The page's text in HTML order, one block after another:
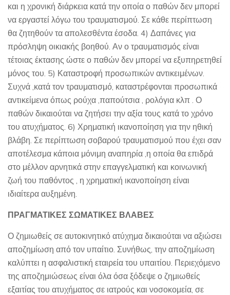
και η χρονική διάρκεια κατά την οποία ο παθών δεν μπορεί
να εργαστεί λόγω του τραυματισμού. Σε κάθε περίπτωση
θα ζητηθούν τα απολεσθέντα έσοδα. 4) Δαπάνες για
πρόσληψη οικιακής βοηθού. Αν ο τραυματισμός είναι
τέτοιας έκτασης ώστε ο παθών δεν μπορεί να εξυπηρετηθεί
μόνος του. 5) Καταστροφή προσωπικών αντικειμένων.
Συχνά ,κατά τον τραυματισμό, καταστρέφονται προσωπικά
αντικείμενα όπως ρούχα ,παπούτσια , ρολόγια κλπ . Ο
παθών δικαιούται να ζητήσει την αξία τους κατά το χρόνο
του ατυχήματος. 6) Χρηματική ικανοποίηση για την ηθική
βλάβη. Σε περίπτωση σοβαρού τραυματισμού που έχει σαν
αποτέλεσμα κάποια μόνιμη αναπηρία ,η οποία θα επιδρά
στο μέλλον αρνητικά στην επαγγελματική και κοινωνική
ζωή του παθόντος , η χρηματική ικανοποίηση είναι
ιδιαίτερα αυξημένη.
ΠΡΑΓΜΑΤΙΚΕΣ ΣΩΜΑΤΙΚΕΣ ΒΛΑΒΕΣ
Ο ζημιωθείς σε αυτοκινητικό ατύχημα δικαιούται να αξιώσει
αποζημίωση από τον υπαίτιο. Συνήθως, την αποζημίωση
καλύπτει η ασφαλιστική εταιρεία του υπαιτίου. Περιεχόμενο
της αποζημιώσεως είναι όλα όσα ξόδεψε ο ζημιωθείς
εξαιτίας του ατυχήματος σε ιατρούς και νοσοκομεία, σε